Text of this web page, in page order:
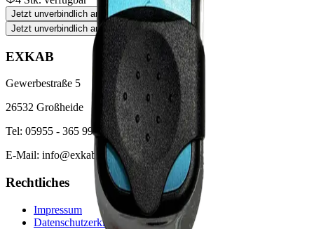
Jetzt unverbindlich anfragen
Jetzt unverbindlich anfragen
EXKAB
Gewerbestraße 5
26532 Großheide
Tel: 05955 - 365 99 90
E-Mail: info@exkab.de
Rechtliches
Impressum
Datenschutzerklärung